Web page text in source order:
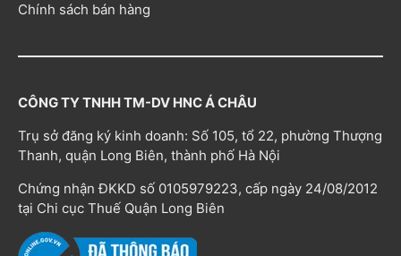
Chính sách bán hàng
CÔNG TY TNHH TM-DV HNC Á CHÂU
Trụ sở đăng ký kinh doanh: Số 105, tổ 22, phường Thượng
Thanh, quận Long Biên, thành phố Hà Nội
Chứng nhận ĐKKD số 0105979223, cấp ngày 24/08/2012
tại Chi cục Thuế Quận Long Biên